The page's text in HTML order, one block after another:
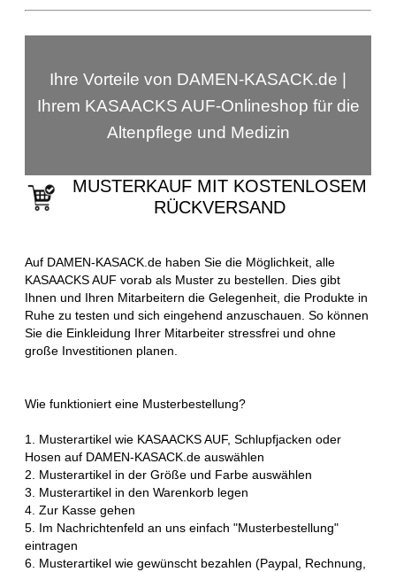
Ihre Vorteile von DAMEN-KASACK.de |
Ihrem KASAACKS AUF-Onlineshop für die
Altenpflege und Medizin
MUSTERKAUF MIT KOSTENLOSEM
RÜCKVERSAND
Auf DAMEN-KASACK.de haben Sie die Möglichkeit, alle
KASAACKS AUF vorab als Muster zu bestellen. Dies gibt
Ihnen und Ihren Mitarbeitern die Gelegenheit, die Produkte in
Ruhe zu testen und sich eingehend anzuschauen. So können
Sie die Einkleidung Ihrer Mitarbeiter stressfrei und ohne
große Investitionen planen.
Wie funktioniert eine Musterbestellung?
1. Musterartikel wie KASAACKS AUF, Schlupfjacken oder
Hosen auf DAMEN-KASACK.de auswählen
2. Musterartikel in der Größe und Farbe auswählen
3. Musterartikel in den Warenkorb legen
4. Zur Kasse gehen
5. Im Nachrichtenfeld an uns einfach "Musterbestellung"
eintragen
6. Musterartikel wie gewünscht bezahlen (Paypal, Rechnung,